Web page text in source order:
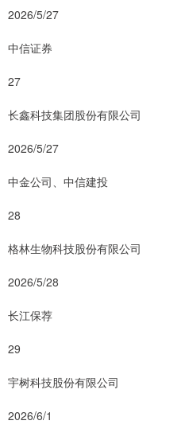
2026/5/27
中信证券
27
长鑫科技集团股份有限公司
2026/5/27
中金公司、中信建投
28
格林生物科技股份有限公司
2026/5/28
长江保荐
29
宇树科技股份有限公司
2026/6/1